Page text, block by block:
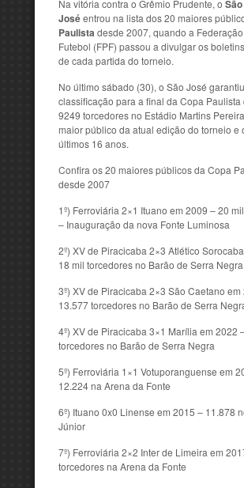
Na vitória contra o Grêmio Prudente, o São
Joséentrou na lista dos 20 maiores
Paulista desde 2007, quando a
Futebol (FPF) passou a divulgar os
de cada partida do torneio.
No último sábado (30), o São José
classificação para a final da Copa Paulista
9249 torcedores no Estádio Martins
maior público da atual edição do torneio e
últimos 16 anos.
Confira os 20 maiores públicos da Copa
desde 2007
1º) Ferroviária 2×1 Ituano em 2009 – 20
– Inauguração da nova Fonte Luminosa
2º) XV de Piracicaba 2×3 Atlético
18 mil torcedores no Barão de Serra Negra
3º) XV de Piracicaba 2×3 São Caetano
13.577 torcedores no Barão de Serra
4º) XV de Piracicaba 3×1 Marília em 2022
torcedores no Barão de Serra Negra
5º) Ferroviária 1×1 Votuporanguense em
12.224 na Arena da Fonte
6º) Ituano 0x0 Linense em 2015 – 11.878
Júnior
7º) Ferroviária 2×2 Inter de Limeira em
torcedores na Arena da Fonte